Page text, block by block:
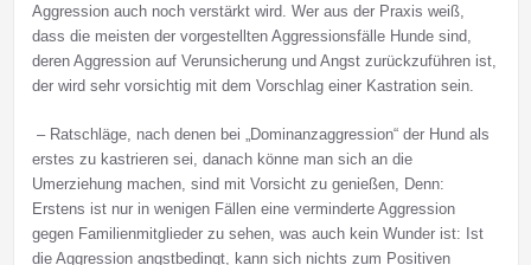
Aggression auch noch verstärkt wird. Wer aus der Praxis weiß,
dass die meisten der vorgestellten Aggressionsfälle Hunde sind,
deren Aggression auf Verunsicherung und Angst zurückzuführen ist,
der wird sehr vorsichtig mit dem Vorschlag einer Kastration sein.
– Ratschläge, nach denen bei „Dominanzaggression“ der Hund als
erstes zu kastrieren sei, danach könne man sich an die
Umerziehung machen, sind mit Vorsicht zu genießen, Denn:
Erstens ist nur in wenigen Fällen eine verminderte Aggression
gegen Familienmitglieder zu sehen, was auch kein Wunder ist: Ist
die Aggression angstbedingt, kann sich nichts zum Positiven